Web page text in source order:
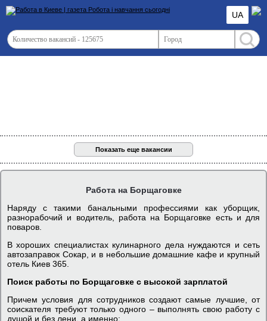
UA
Показать еще вакансии
Работа на Борщаговке
Наряду с такими банальными профессиями как уборщик,
разнорабочий и водитель, работа на Борщаговке есть и для
поваров.
В хороших специалистах кулинарного дела нуждаются и сеть
автозаправок Сокар, и в небольшие домашние кафе и крупный
отель Киев 365.
Поиск работы по Борщаговке с высокой зарплатой
Причем условия для сотрудников создают самые лучшие, от
соискателя требуют только одного – выполнять свою работу с
душой и без лени, а именно: